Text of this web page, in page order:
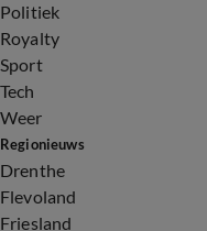
Politiek
Royalty
Sport
Tech
Weer
Regionieuws
Drenthe
Flevoland
Friesland